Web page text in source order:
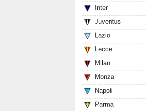
Inter
Juventus
Lazio
Lecce
Milan
Monza
Napoli
Parma